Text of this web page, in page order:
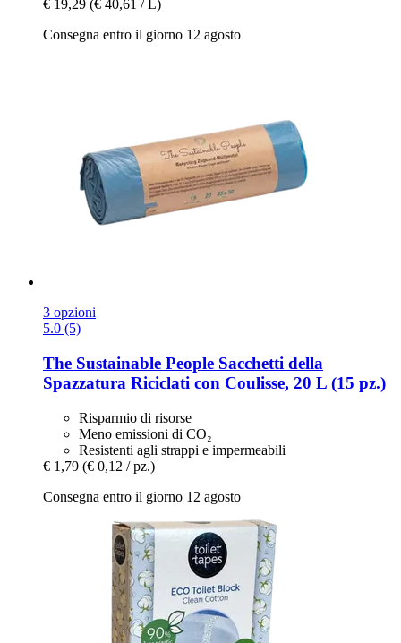
€ 19,29 (€ 40,61 / L)
Consegna entro il giorno 12 agosto
3 opzioni
5.0 (5)
The Sustainable People Sacchetti della
Spazzatura Riciclati con Coulisse, 20 L (15 pz.)
Risparmio di risorse
Meno emissioni di CO₂
Resistenti agli strappi e impermeabili
€ 1,79 (€ 0,12 / pz.)
Consegna entro il giorno 12 agosto